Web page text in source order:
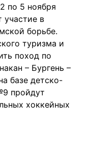
по 5 ноября
в
борьбе.
туризма и
поход по
– Бургень –
базе детско-
пройдут
хоккейных